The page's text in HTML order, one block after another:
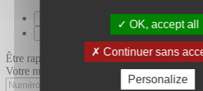
OK, accept all
Continuer sans
Personalize
Envoyer un message
Être rappelé par Acanthe
Votre numéro de téléphone